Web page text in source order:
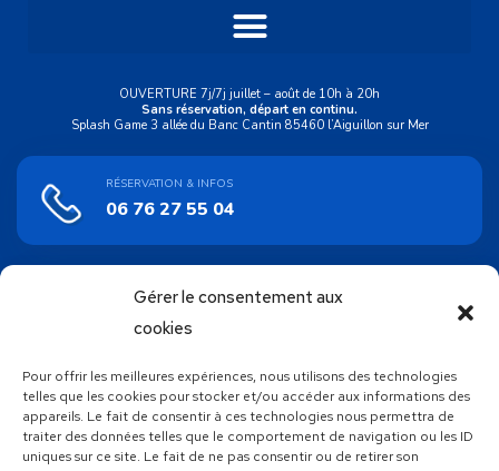
Gérer le consentement aux
cookies
Pour offrir les meilleures expériences, nous utilisons des technologies
telles que les cookies pour stocker et/ou accéder aux informations des
appareils. Le fait de consentir à ces technologies nous permettra de
traiter des données telles que le comportement de navigation ou les ID
uniques sur ce site. Le fait de ne pas consentir ou de retirer son
OUVERTURE 7j/7j juillet – août de 10h à 20h
Sans réservation, départ en continu.
Splash Game 3 allée du Banc Cantin 85460 l’Aiguillon sur Mer
RÉSERVATION & INFOS
06 76 27 55 04
ACHAT EN LIGNE
Bons cadeaux
SUIVEZ NOUS !